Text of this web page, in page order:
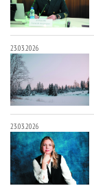
23.03.2026
23.03.2026